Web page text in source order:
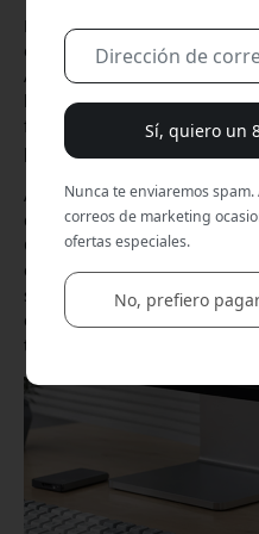
El Mac Mini M4 se ha
opción popular para la IA
Apple, su diseño compacto y
las 24 horas, rinde bien en
flujos de trabajo
personales.
Al mismo tiempo, crece el
directamente en tu propio
OpenClaw muestran cómo
ejecutar modelos de forma
servicios en la nube. A
el almacenamiento, las
también cobran más
Sí, quiero un
Nunca te enviaremos
correos de marketing
ofertas especiales.
No, prefiero